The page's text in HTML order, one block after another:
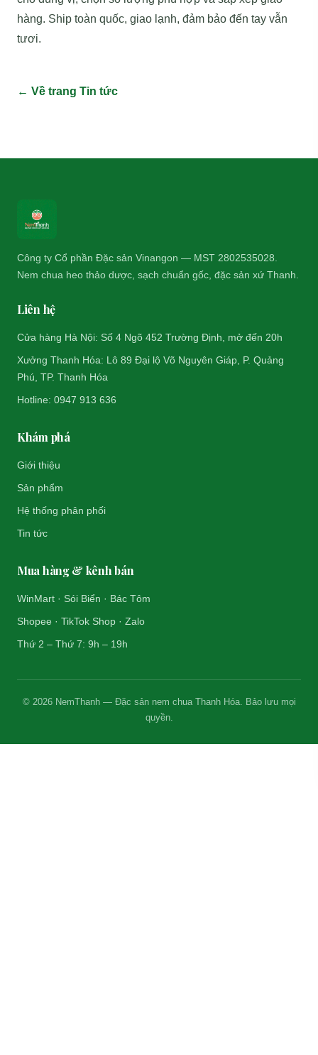
hàng. Ship toàn quốc, giao lạnh, đảm bảo đến tay vẫn
tươi.
← Về trang Tin tức
Công ty Cổ phần Đặc sản Vinangon — MST 2802535028.
Nem chua heo thảo dược, sạch chuẩn gốc, đặc sản xứ Thanh.
Liên hệ
Cửa hàng Hà Nội: Số 4 Ngõ 452 Trường Định, mở đến 20h
Xưởng Thanh Hóa: Lô 89 Đại lộ Võ Nguyên Giáp, P. Quảng
Phú, TP. Thanh Hóa
Hotline: 0947 913 636
Khám phá
Giới thiệu
Sản phẩm
Hệ thống phân phối
Tin tức
Mua hàng & kênh bán
WinMart · Sói Biển · Bác Tôm
Shopee · TikTok Shop · Zalo
Thứ 2 – Thứ 7: 9h – 19h
© 2026 NemThanh — Đặc sản nem chua Thanh Hóa. Bảo lưu mọi
quyền.